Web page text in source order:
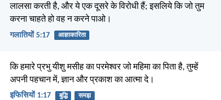
लालसा करती है, और ये एक दूसरे के विरोधी हैं; इसलिये कि जो तुम
करना चाहते हो वह न करने पाओ।
गलातियों 5:17 आज्ञाकारिता
कि हमारे प्रभु यीशु मसीह का परमेश्वर जो महिमा का पिता है, तुम्हें
अपनी पहचान में, ज्ञान और प्रकाश का आत्मा दे।
इफिसियों 1:17 बुद्धि समझ